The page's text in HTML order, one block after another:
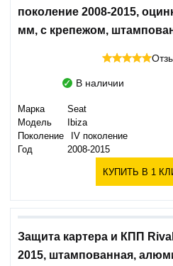
поколение 2008-2015,
мм, с крепежом,
В наличии
Марка
Seat
Модель
Ibiza
Поколение
IV поколение
Год
2008-2015
КУПИТЬ В 1
Защита картера и КПП
2015, штампованная,